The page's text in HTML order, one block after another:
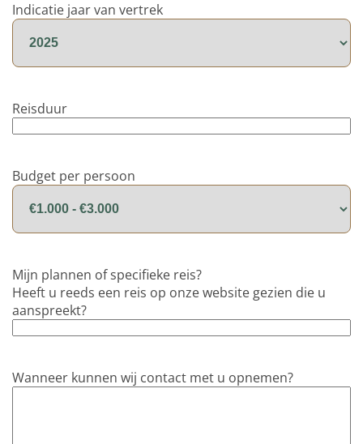
Indicatie jaar van vertrek
Reisduur
Budget per persoon
Mijn plannen of specifieke reis?
Heeft u reeds een reis op onze website gezien die u
aanspreekt?
Wanneer kunnen wij contact met u opnemen?